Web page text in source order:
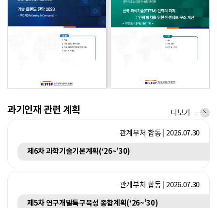
과기인재 관련 계획
관계부처 합동 | 2026.07.30
제6차 과학기술기본계획(‘26~’30)
관계부처 합동 | 2026.07.30
제5차 연구개발특구육성 종합계획(‘26~’30)
계
더보기